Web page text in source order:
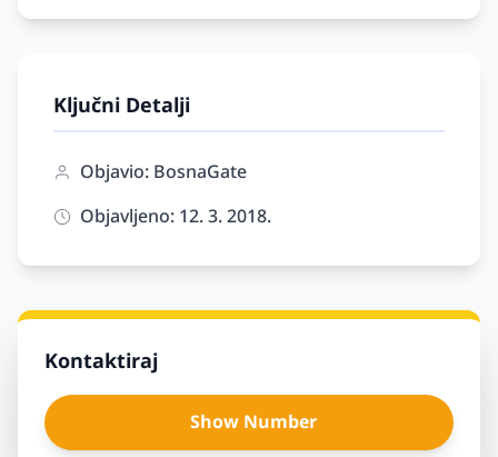
Ključni Detalji
Objavio: BosnaGate
Objavljeno: 12. 3. 2018.
Kontaktiraj
Show Number